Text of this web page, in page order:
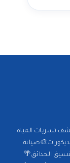
كشف تسربات المياه
الحدائق🌴